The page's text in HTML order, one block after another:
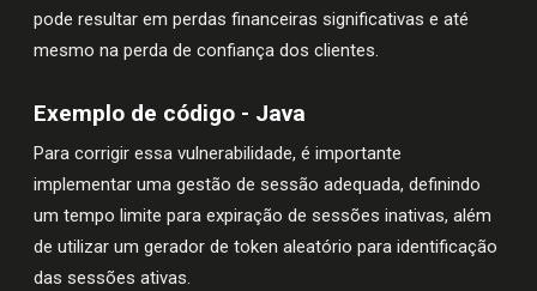
pode resultar em perdas financeiras significativas e até
mesmo na perda de confiança dos clientes.
Exemplo de código - Java
Para corrigir essa vulnerabilidade, é importante
implementar uma gestão de sessão adequada, definindo
um tempo limite para expiração de sessões inativas, além
de utilizar um gerador de token aleatório para identificação
das sessões ativas.